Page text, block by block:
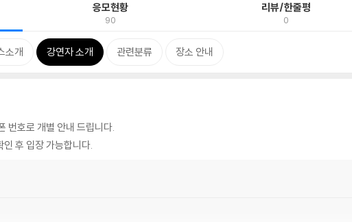
응모현황
90
리뷰/한줄평
0
소개 강연자 소개 관련분류 장소 안내
번호로 개별 안내 드립니다.
후 입장 가능합니다.